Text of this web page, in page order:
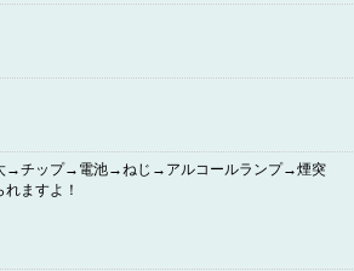
→チップ→電池→ねじ→アルコールランプ→煙突
ますよ！